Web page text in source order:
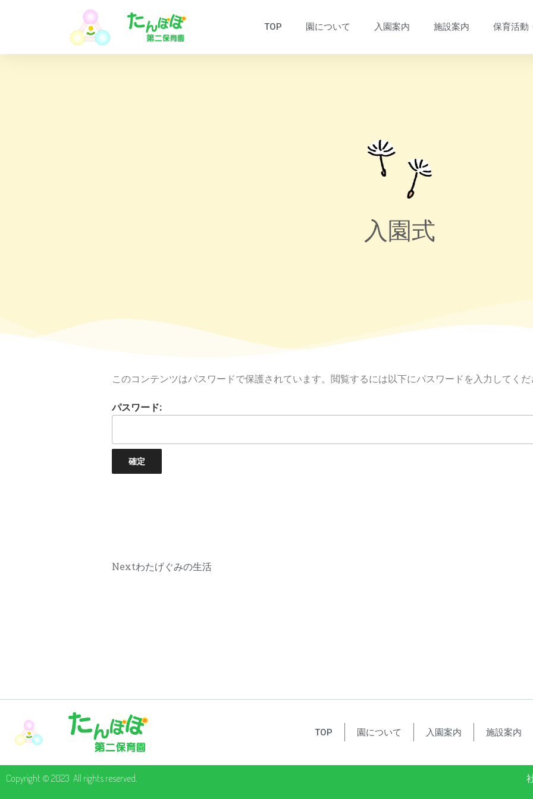
TOP 園について 入園案内 施設案内 保育活動
入園式
このコンテンツはパスワードで保護されています。閲覧するには以下にパスワードを入力してく
パスワード:
Nextわたげぐみの生活
TOP 園について 入園案内 施設案内
Copyright © 2023 All rights reserved.